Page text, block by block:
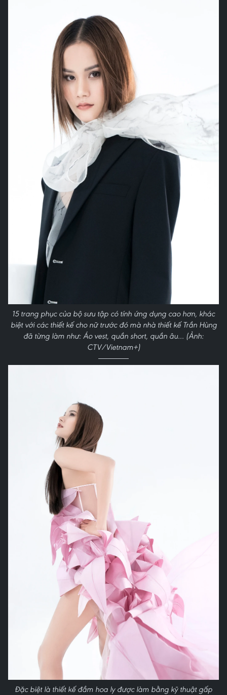
15 trang phục của bộ sưu tập có tính ứng dụng cao hơn, khác
biệt với các thiết kế cho nữ trước đó mà nhà thiết kế Trần Hùng
đã từng làm như: Áo vest, quần short, quần âu… (Ảnh:
CTV/Vietnam+)
Đặc biệt là thiết kế đầm hoa ly được làm bằng kỹ thuật gấp